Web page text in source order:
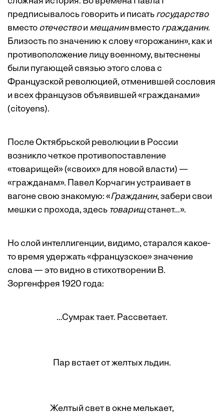
предписывалось говорить и писать государство
вместо отечествои мещанинвместо гражданин.
Близость по значению к слову «горожанин», как и
противоположение лицу военному, вытеснены
были пугающей связью этого слова с
Французской революцией, отменившей сословия
и всех французов объявившей «гражданами»
(citoyens).
После Октябрьской революции в России
возникло четкое противопоставление
«товарищей» («своих» для новой власти) —
«гражданам». Павел Корчагин устраивает в
вагоне свою знакомую: «Гражданин, забери свои
мешки с прохода, здесь товарищстанет…».
Но слой интеллигенции, видимо, старался какое-
то время удержать «французское» значение
слова — это видно в стихотворении В.
Зоргенфрея 1920 года:
…Сумрак тает. Рассветает.
Пар встает от желтых льдин.
Желтый свет в окне мелькает,